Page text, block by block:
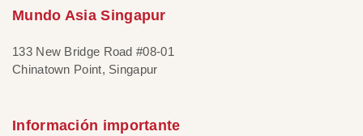
Mundo Asia Singapur
133 New Bridge Road #08-01
Chinatown Point, Singapur
Información importante